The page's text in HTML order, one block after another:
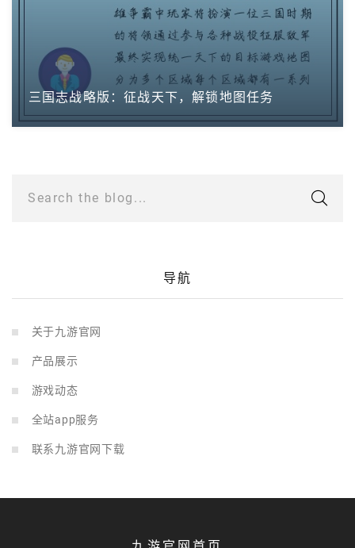
三国志战略版：征战天下，解锁地图任务
Search the blog...
导航
关于九游官网
产品展示
游戏动态
全站app服务
联系九游官网下载